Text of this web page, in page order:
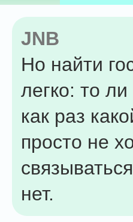
JNB
Но найти
легко: то
как раз
просто не
нет.